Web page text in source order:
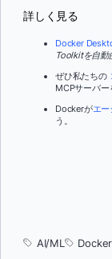
詳しく見る
Docker
Toolkitを自動
ぜひ私たちの
MCPサーバー
Dockerがエー
う。
AI/ML Docker